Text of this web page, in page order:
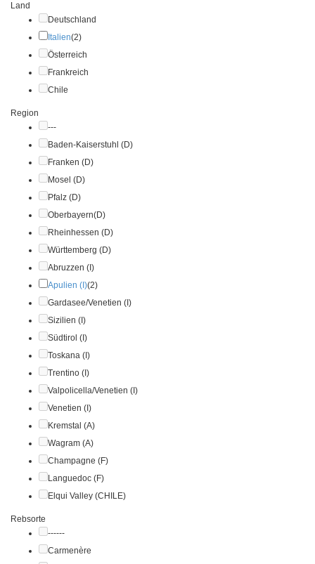
Land
Deutschland
Italien(2)
Österreich
Frankreich
Chile
Region
---
Baden-Kaiserstuhl (D)
Franken (D)
Mosel (D)
Pfalz (D)
Oberbayern(D)
Rheinhessen (D)
Württemberg (D)
Abruzzen (I)
Apulien (I)(2)
Gardasee/Venetien (I)
Sizilien (I)
Südtirol (I)
Toskana (I)
Trentino (I)
Valpolicella/Venetien (I)
Venetien (I)
Kremstal (A)
Wagram (A)
Champagne (F)
Languedoc (F)
Elqui Valley (CHILE)
Rebsorte
------
Carmenère